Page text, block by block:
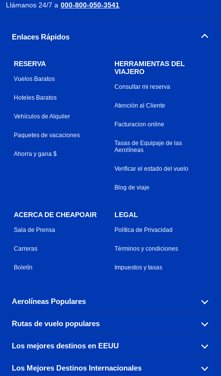
Llámanos 24/7 a 000-800-050-3541
Enlaces Rápidos
RESERVA
Vuelos Baratos
Hoteles Baratos
Vehículos de Alquiler
Paquetes de vacaciones
Ahorra y gana $
HERRAMIENTAS DEL
VIAJERO
Consultar mi reserva
Atención al Cliente
Facturacion online
Tasas de Equipaje de las
Aerolíneas
Verificar el estado del vuelo
Blog de viaje
ACERCA DE CHEAPOAIR
Sala de Prensa
Carreras
Boletín
LEGAL
Política de Privacidad
Términos y condiciones
Impuestos y tasas
Aerolíneas Populares
Explora nuestras opciones de tarifas aéreas baratas por
aerolínea, con más de 500 opciones para elegir.
Aeromexico
Air France Alaska Airlines
Rutas de vuelo populares
Reserva una de nuestras rutas de vuelo más populares
con tres sencillos clics.
Los mejores destinos en EEUU
Encuentra boletos de avión baratos a destinos
Los Mejores Destinos Internacionales